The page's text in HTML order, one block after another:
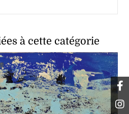
à cette catégorie